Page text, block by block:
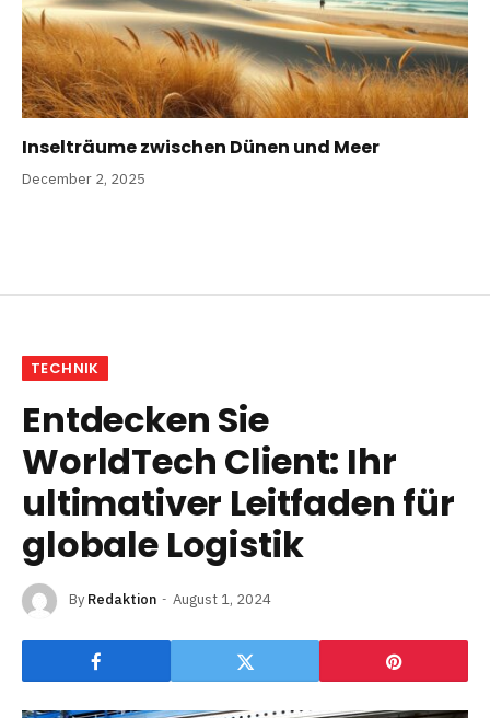
Inselträume zwischen Dünen und Meer
December 2, 2025
TECHNIK
Entdecken Sie
WorldTech Client: Ihr
ultimativer Leitfaden für
globale Logistik
By Redaktion August 1, 2024